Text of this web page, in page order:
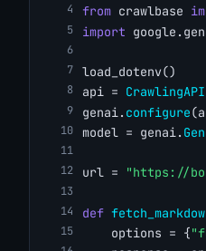
from crawlbase
import
load_dotenv()
api = CrawlingAPI
genai. configure
model = genai.
url = "https://
def
    options = {